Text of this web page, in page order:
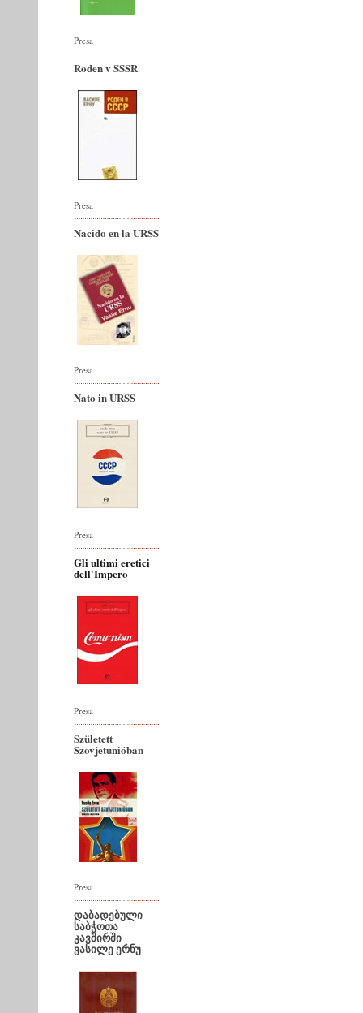
Presa
Roden v SSSR
Presa
Nacido en la URSS
Presa
Nato in URSS
Presa
Gli ultimi eretici
dell`Impero
Presa
Született
Szovjetunióban
Presa
დაბადებული
საბჭოთა
კავშირში
ვასილე ერნუ